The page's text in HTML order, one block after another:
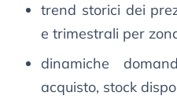
trend storici dei
e trimestrali per
dinamiche
acquisto, stock